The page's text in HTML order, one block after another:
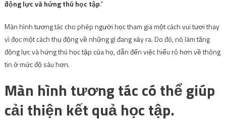
động lực và hứng thú học tập.”
Màn hình tương tác cho phép người học tham gia một cách vui tươi thay
vì đọc một cách thụ động về những gì đang xảy ra. Do đó, nó làm tăng
động lực và hứng thú học tập của họ, dẫn đến việc hiểu rõ hơn về thông
tin ở mức độ sâu hơn.
Màn hình tương tác có thể giúp
cải thiện kết quả học tập.